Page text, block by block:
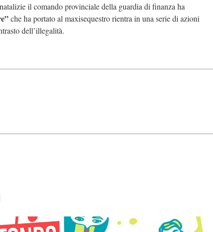
il comando provinciale della guardia di finanza ha
che ha portato al maxisequestro rientra in una serie di azioni
dell’illegalità.